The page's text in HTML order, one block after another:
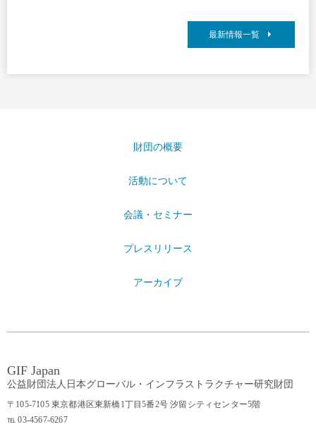
最新情報一覧
財団の概要
活動について
会議・セミナー
プレスリリース
アーカイブ
GIF Japan
公益財団法人日本グローバル・インフラストラクチャー研究財団
〒105-7105 東京都港区東新橋1丁目5番2号 汐留シティセンター5階
℡ 03-4567-6267